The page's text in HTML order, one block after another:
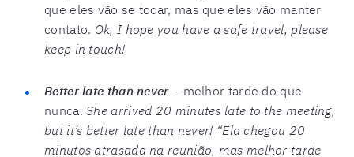
que eles vão se tocar, mas que eles vão manter
contato. Ok, I hope you have a safe travel, please
keep in touch!
Better late than never– melhor tarde do que
nunca.She arrived 20 minutes late to the meeting,
but it’s better late than never! “Ela chegou 20
minutos atrasada na reunião, mas melhor tarde